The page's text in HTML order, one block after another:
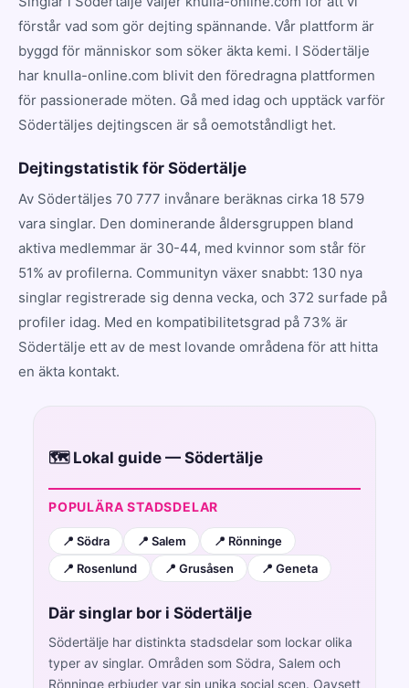
förstår vad som gör dejting spännande. Vår plattform är
byggd för människor som söker äkta kemi. I Södertälje
har knulla-online.com blivit den föredragna plattformen
för passionerade möten. Gå med idag och upptäck varför
Södertäljes dejtingscen är så oemotståndligt het.
Dejtingstatistik för Södertälje
Av Södertäljes 70 777 invånare beräknas cirka 18 579
vara singlar. Den dominerande åldersgruppen bland
aktiva medlemmar är 30-44, med kvinnor som står för
51% av profilerna. Communityn växer snabbt: 130 nya
singlar registrerade sig denna vecka, och 372 surfade på
profiler idag. Med en kompatibilitetsgrad på 73% är
Södertälje ett av de mest lovande områdena för att hitta
en äkta kontakt.
🗺️ Lokal guide — Södertälje
POPULÄRA STADSDELAR
📍 Södra 📍 Salem
📍 Rönninge
📍 Rosenlund
📍 Grusåsen 📍 Geneta
Där singlar bor i Södertälje
Södertälje har distinkta stadsdelar som lockar olika
typer av singlar. Områden som Södra, Salem och
Rönninge erbjuder var sin unika social scen. Oavsett